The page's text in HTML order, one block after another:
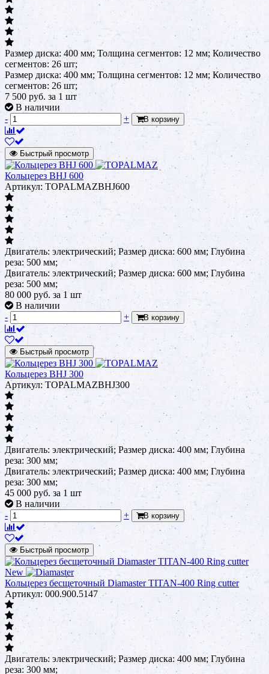
Размер диска: 400 мм; Толщина сегментов: 12 мм; Количество
сегментов: 26 шт;
Размер диска: 400 мм; Толщина сегментов: 12 мм; Количество
сегментов: 26 шт;
7 500 руб. за 1 шт
В наличии
-
+ В корзину
Быстрый просмотр
Кольцерез BHJ 600
Артикул: TOPALMAZBHJ600
Двигатель: электрический; Размер диска: 600 мм; Глубина
реза: 500 мм;
Двигатель: электрический; Размер диска: 600 мм; Глубина
реза: 500 мм;
80 000 руб.за 1 шт
В наличии
-
+ В корзину
Быстрый просмотр
Кольцерез BHJ 300
Артикул: TOPALMAZBHJ300
Двигатель: электрический; Размер диска: 400 мм; Глубина
реза: 300 мм;
Двигатель: электрический; Размер диска: 400 мм; Глубина
реза: 300 мм;
45 000 руб. за 1 шт
В наличии
-
+ В корзину
Быстрый просмотр
New
Кольцерез бесщеточный Diamaster TITAN-400 Ring cutter
Артикул: 000.900.5147
Двигатель: электрический; Размер диска: 400 мм; Глубина
реза: 300 мм;